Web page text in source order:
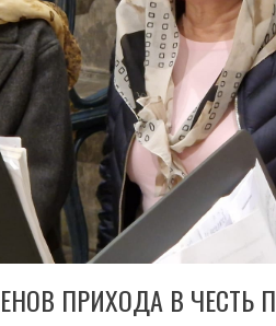
ПРИХОДА В ЧЕСТЬ